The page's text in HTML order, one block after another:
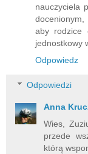
nauczyciela
aby rodzice
jednostkowy
Odpowiedz
Odpowiedzi
Anna
Wies,
przede
którą